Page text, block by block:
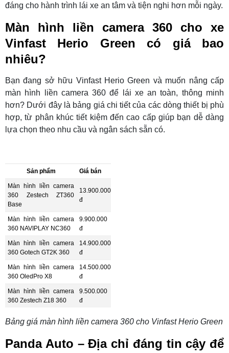
đáng cho hành trình lái xe an tâm và tiện nghi hơn mỗi ngày.
Màn hình liền camera 360 cho xe
Vinfast Herio Green có giá bao
nhiêu?
Bạn đang sở hữu Vinfast Herio Green và muốn nâng cấp
màn hình liền camera 360 để lái xe an toàn, thông minh
hơn? Dưới đây là bảng giá chi tiết của các dòng thiết bị phù
hợp, từ phân khúc tiết kiệm đến cao cấp giúp bạn dễ dàng
lựa chọn theo nhu cầu và ngân sách sẵn có.
Sản phẩm Giá bán
Màn hình liền camera
360 Zestech ZT360
Base
13.900.000
đ
Màn hình liền camera
360 NAVIPLAY NC360
9.900.000
đ
Màn hình liền camera
360 Gotech GT2K 360
14.900.000
đ
Màn hình liền camera
360 OledPro X8
14.500.000
đ
Màn hình liền camera
360 Zestech Z18 360
9.500.000
đ
Bảng giá màn hình liền camera 360 cho Vinfast Herio Green
Panda Auto – Địa chỉ đáng tin cậy để